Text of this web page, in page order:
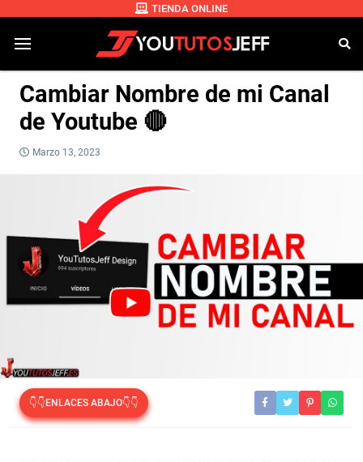
TIENDA ONLINE
Cambiar Nombre de mi Canal
de Youtube 🔴
Marzo 13, 2023
👇👇ENLACES ABAJO👇👇